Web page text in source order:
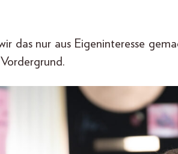
das nur aus Eigeninteresse